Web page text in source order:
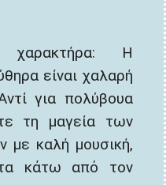
χαρακτήρα: Η
είναι χαλαρή
για πολύβουα
τη μαγεία των
με καλή μουσική,
κάτω από τον